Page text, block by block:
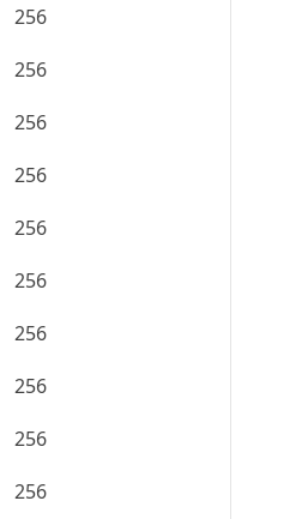
256
256
256
256
256
256
256
256
256
256